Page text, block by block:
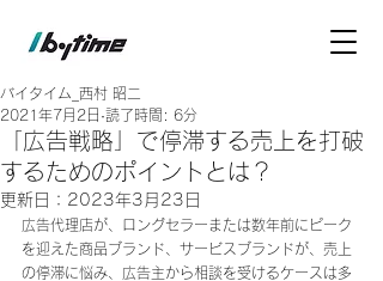
「広告戦略」で停滞する売上を打破
するためのポイントとは？
バイタイム_西村 昭二
2021年7月2日 読了時間: 6分
更新日： 2023年3月23日
広告代理店が、ロングセラーまたは数年前にピーク
を迎えた商品ブランド、サービスブランドが、売上
の停滞に悩み、広告主から相談を受けるケースは多